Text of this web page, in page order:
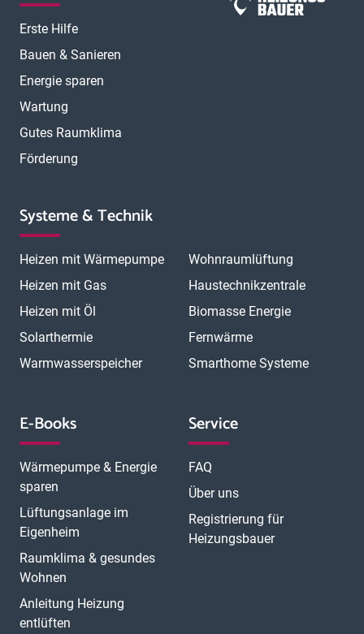
Erste Hilfe
Bauen & Sanieren
Energie sparen
Wartung
Gutes Raumklima
Förderung
Systeme & Technik
Heizen mit Wärmepumpe
Heizen mit Gas
Heizen mit Öl
Solarthermie
Warmwasserspeicher
Wohnraumlüftung
Haustechnikzentrale
Biomasse Energie
Fernwärme
Smarthome Systeme
E-Books
Wärmepumpe & Energie
sparen
Lüftungsanlage im
Eigenheim
Raumklima & gesundes
Wohnen
Anleitung Heizung
entlüften
Service
FAQ
Über uns
Registrierung für
Heizungsbauer